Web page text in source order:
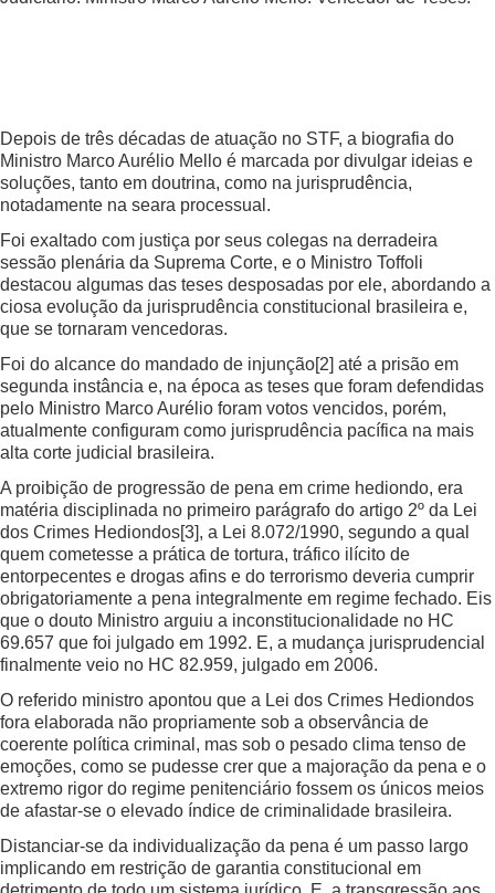
Depois de três décadas de atuação no STF, a biografia do
Ministro Marco Aurélio Mello é marcada por divulgar ideias e
soluções, tanto em doutrina, como na jurisprudência,
notadamente na seara processual.
Foi exaltado com justiça por seus colegas na derradeira
sessão plenária da Suprema Corte, e o Ministro Toffoli
destacou algumas das teses desposadas por ele, abordando a
ciosa evolução da jurisprudência constitucional brasileira e,
que se tornaram vencedoras.
Foi do alcance do mandado de injunção[2] até a prisão em
segunda instância e, na época as teses que foram defendidas
pelo Ministro Marco Aurélio foram votos vencidos, porém,
atualmente configuram como jurisprudência pacífica na mais
alta corte judicial brasileira.
A proibição de progressão de pena em crime hediondo, era
matéria disciplinada no primeiro parágrafo do artigo 2º da Lei
dos Crimes Hediondos[3], a Lei 8.072/1990, segundo a qual
quem cometesse a prática de tortura, tráfico ilícito de
entorpecentes e drogas afins e do terrorismo deveria cumprir
obrigatoriamente a pena integralmente em regime fechado. Eis
que o douto Ministro arguiu a inconstitucionalidade no HC
69.657 que foi julgado em 1992. E, a mudança jurisprudencial
finalmente veio no HC 82.959, julgado em 2006.
O referido ministro apontou que a Lei dos Crimes Hediondos
fora elaborada não propriamente sob a observância de
coerente política criminal, mas sob o pesado clima tenso de
emoções, como se pudesse crer que a majoração da pena e o
extremo rigor do regime penitenciário fossem os únicos meios
de afastar-se o elevado índice de criminalidade brasileira.
Distanciar-se da individualização da pena é um passo largo
implicando em restrição de garantia constitucional em